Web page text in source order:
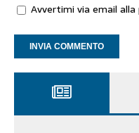
Avvertimi via email